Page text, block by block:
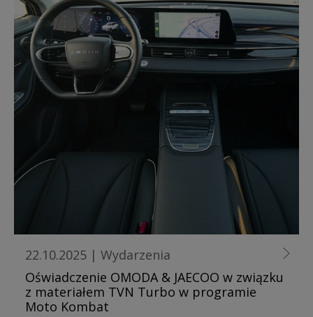
22.10.2025 | Wydarzenia
Oświadczenie OMODA & JAECOO w związku
z materiałem TVN Turbo w programie
Moto Kombat